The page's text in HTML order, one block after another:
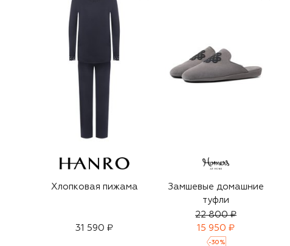
Хлопковая пижама
31 590 ₽
Замшевые домашние
туфли
22 800 ₽
15 950 ₽
-30 %